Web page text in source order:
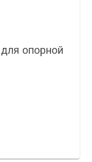
опорной